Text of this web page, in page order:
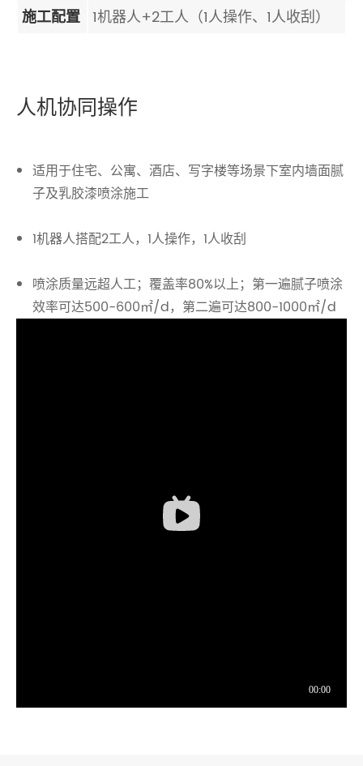
施工配置 1机器人+2工人（1人操作、1人收刮）
人机协同操作
适用于住宅、公寓、酒店、写字楼等场景下室内墙面腻
子及乳胶漆喷涂施工
1机器人搭配2工人，1人操作，1人收刮
喷涂质量远超人工；覆盖率80%以上；第一遍腻子喷涂
效率可达500-600㎡/d，第二遍可达800-1000㎡/d